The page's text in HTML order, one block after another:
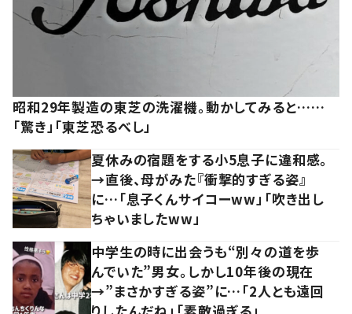
昭和29年製造の東芝の洗濯機。動かしてみると……
「驚き」「東芝恐るべし」
夏休みの宿題をする小5息子に違和感。
→直後、母がみた『衝撃的すぎる姿』
に…「息子くんサイコーww」「吹き出し
ちゃいましたww」
中学生の時に出会うも“別々の道を歩
んでいた”男女。しかし10年後の現在
→”まさかすぎる姿”に…「2人とも遠回